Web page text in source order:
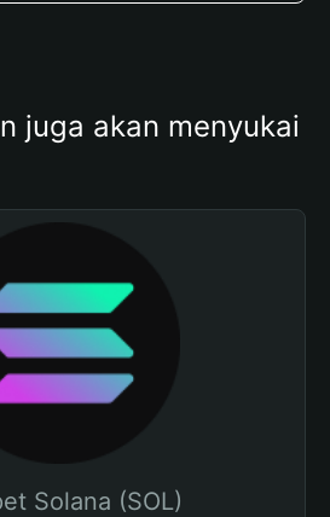
juga akan menyukai
Solana (SOL)